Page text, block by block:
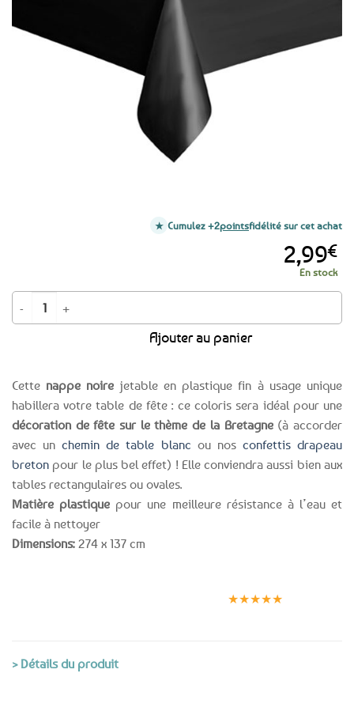
Cette nappe noire jetable en plastique fin à usage unique
habillera votre table de fête : ce coloris sera idéal pour une
décoration de fête sur le thème de la Bretagne (à accorder
avec unchemin de table blanc ou nos confettis drapeau
breton pour le plus bel effet) ! Elle conviendra aussi bien aux
tables rectangulaires ou ovales.
Matière plastique pour une meilleure résistance à l’eau et
facile à nettoyer
Dimensions: 274 x 137 cm
2,99€
En stock
quantité de Nappe de table rectangulaire noire en plastique 137 x 274 cm
Ajouter au panier
Cumulez +2pointsfidélité sur cet achat
★★★★★
> Détails du produit